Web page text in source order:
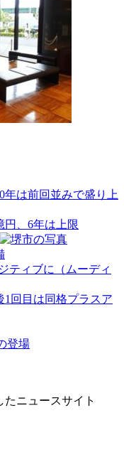
年は前回並みで盛り上
円、6年は上限
ティブに（ムーディ
1回目は同格プラスア
登場
ニュースサイト